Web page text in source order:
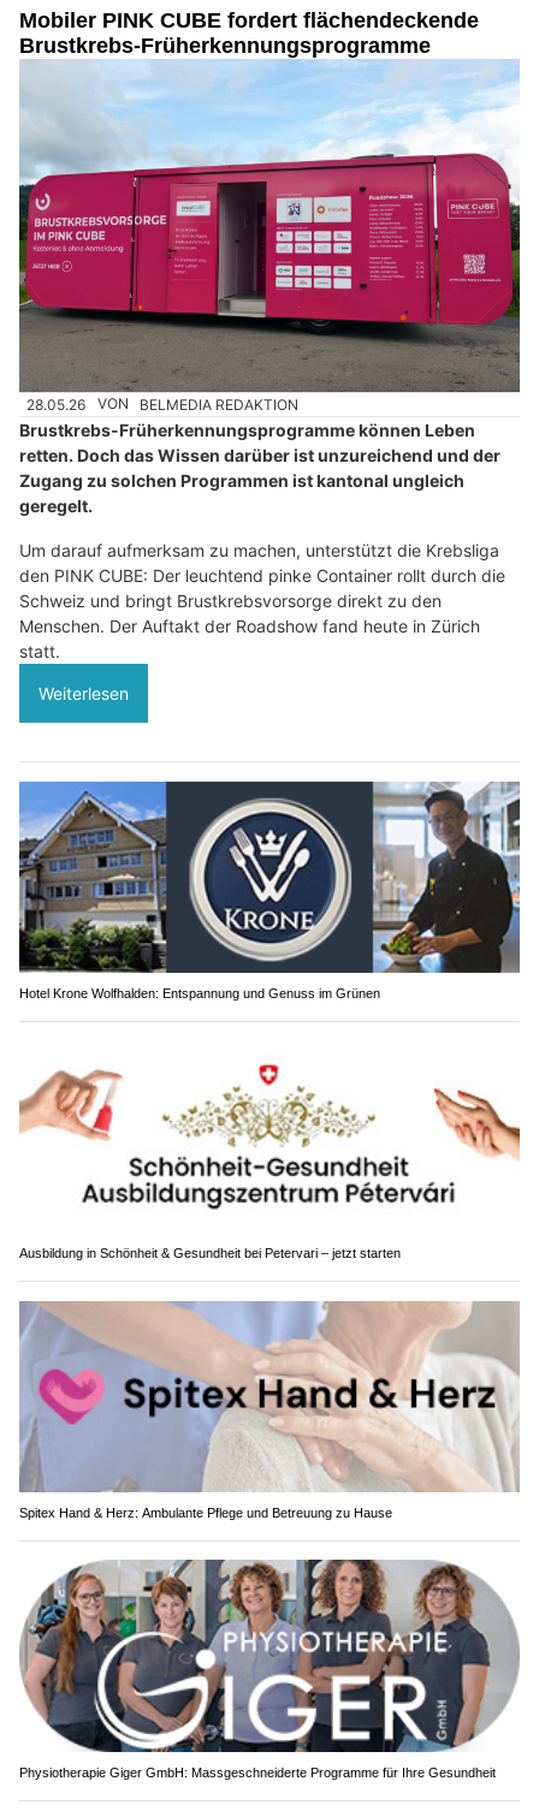
Mobiler PINK CUBE fordert flächendeckende
Brustkrebs-Früherkennungsprogramme
28.05.26 VON BELMEDIA REDAKTION
Brustkrebs-Früherkennungsprogramme können Leben
retten. Doch das Wissen darüber ist unzureichend und der
Zugang zu solchen Programmen ist kantonal ungleich
geregelt.
Um darauf aufmerksam zu machen, unterstützt die Krebsliga
den PINK CUBE: Der leuchtend pinke Container rollt durch die
Schweiz und bringt Brustkrebsvorsorge direkt zu den
Menschen. Der Auftakt der Roadshow fand heute in Zürich
statt.
Weiterlesen
Hotel Krone Wolfhalden: Entspannung und Genuss im Grünen
Ausbildung in Schönheit & Gesundheit bei Petervari – jetzt starten
Spitex Hand & Herz: Ambulante Pflege und Betreuung zu Hause
Physiotherapie Giger GmbH: Massgeschneiderte Programme für Ihre Gesundheit